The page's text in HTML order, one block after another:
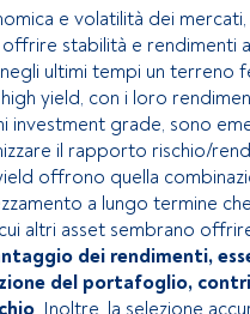
e volatilità dei
stabilità e rendimenti
ultimi tempi un terreno
yield, con i loro
investment grade, sono
il rapporto rischio/
offrono quella
a lungo termine
altri asset sembrano
dei rendimenti,
del portafoglio,
. Inoltre, la selezione